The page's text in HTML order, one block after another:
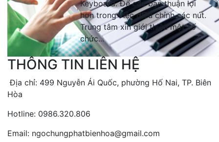
Keyboard. Để các bạn thuận lợi
hơn trong việc điều chỉnh các nút.
Trung tâm xin giới thiệu một số
chức...
THÔNG TIN LIÊN HỆ
Địa chỉ: 499 Nguyễn Ái Quốc, phường Hố Nai, TP. Biên
Hòa
Hotline: 0986.320.806
Email: ngochungphatbienhoa@gmail.com